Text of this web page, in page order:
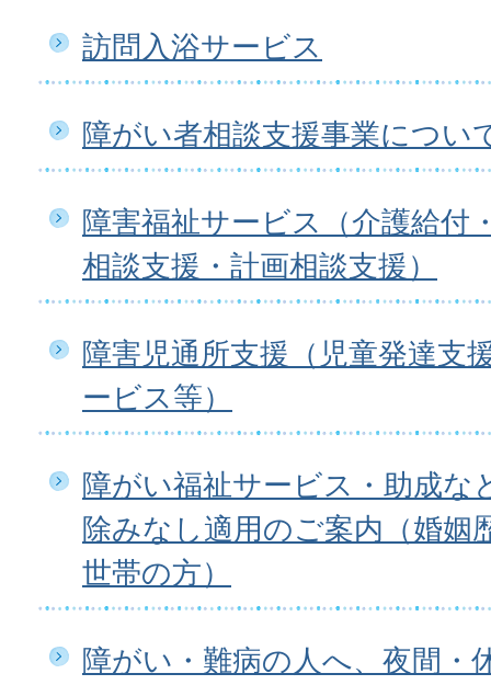
訪問入浴サービス
障がい者相談支援事業につい
障害福祉サービス（介護給付
相談支援・計画相談支援）
障害児通所支援（児童発達支
ービス等）
障がい福祉サービス・助成な
除みなし適用のご案内（婚姻
世帯の方）
障がい・難病の人へ、夜間・